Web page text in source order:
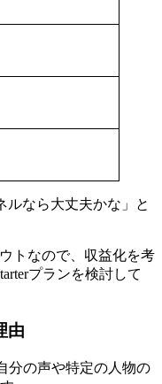
ルなら大丈夫かな」と
トなので、収益化を考
プランを検討して
由
分の声や特定の人物の